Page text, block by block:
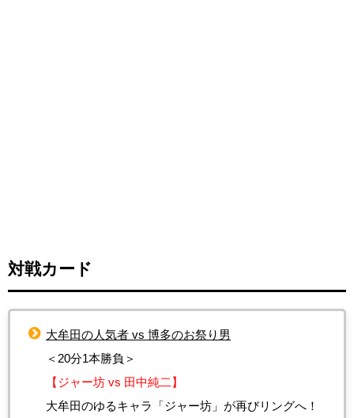
対戦カード
大牟田の人気者 vs 博多のお祭り男
＜20分1本勝負＞
【ジャー坊 vs 田中純二】
大牟田のゆるキャラ「ジャー坊」が再びリングへ！